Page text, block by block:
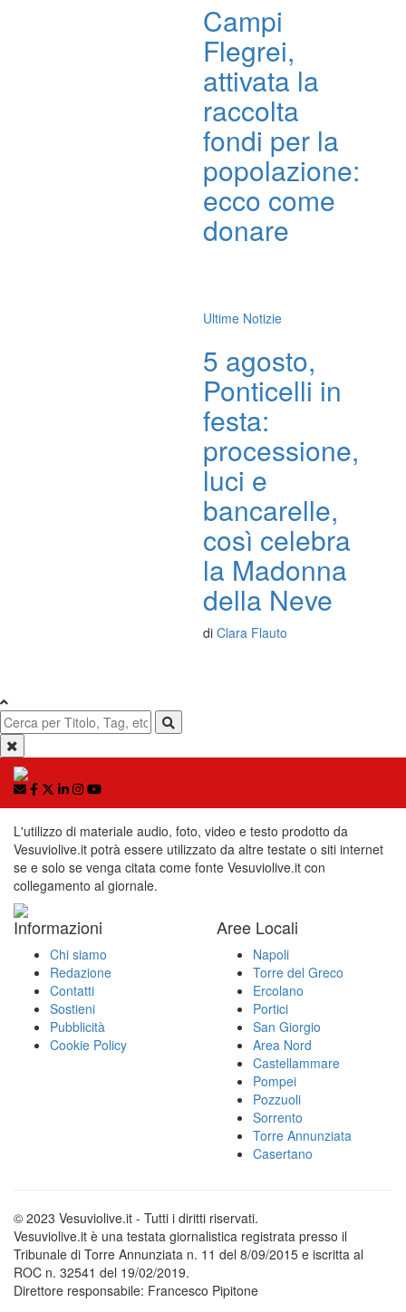
Campi
Flegrei,
attivata la
raccolta
fondi per la
popolazione:
ecco come
donare
Ultime Notizie
5 agosto,
Ponticelli in
festa:
processione,
luci e
bancarelle,
così celebra
la Madonna
della Neve
di Clara Flauto
L'utilizzo di materiale audio, foto, video e testo prodotto da
Vesuviolive.it potrà essere utilizzato da altre testate o siti internet
se e solo se venga citata come fonte Vesuviolive.it con
collegamento al giornale.
Informazioni
Chi siamo
Redazione
Contatti
Sostieni
Pubblicità
Cookie Policy
Aree Locali
Napoli
Torre del Greco
Ercolano
Portici
San Giorgio
Area Nord
Castellammare
Pompei
Pozzuoli
Sorrento
Torre Annunziata
Casertano
© 2023 Vesuviolive.it - Tutti i diritti riservati.
Vesuviolive.it è una testata giornalistica registrata presso il
Tribunale di Torre Annunziata n. 11 del 8/09/2015 e iscritta al
ROC n. 32541 del 19/02/2019.
Direttore responsabile: Francesco Pipitone